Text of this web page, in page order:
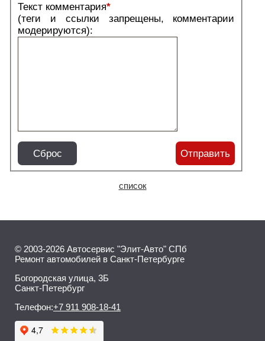
Текст комментария*
(теги и ссылки запрещены, комментарии
модерируются):
Сброс Отправить
список
© 2003-2026 Автосервис "Элит-Авто" СПб
Ремонт автомобилей в Санкт-Петербурге
Богородская улица, 3Б
Санкт-Петербург
Телефон:+7 911 908-18-41